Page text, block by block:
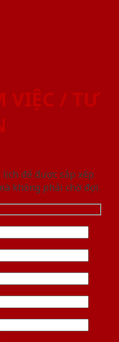
VIỆC / TƯ
để được sắp xếp
không phải chờ đợi.